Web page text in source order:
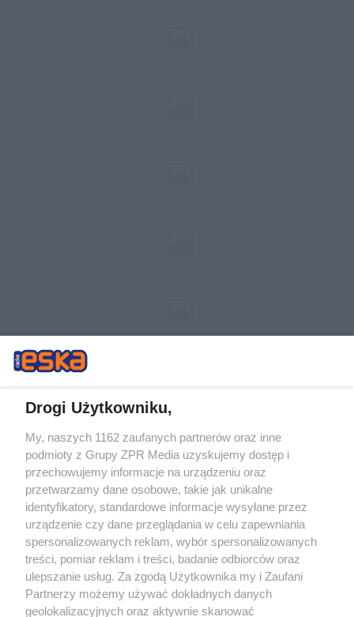
Żaden utwór zamieszczony w serwisie nie może być powielany i
rozpowszechniany lub dalej rozpowszechniany w jakikolwiek sposób (w
tym także elektroniczny lub mechaniczny) na jakimkolwiek polu
eksploatacji w jakiejkolwiek formie, włącznie z umieszczaniem w
Internecie bez pisemnej zgody właściciela praw. Jakiekolwiek użycie lub
wykorzystanie utworów w całości lub w części z naruszeniem prawa,
tzn. bez właściwej zgody, jest zabronione pod groźbą kary i może być
ścigane prawnie.
Drogi Użytkowniku,
My, naszych 1162 zaufanych partnerów oraz inne
podmioty z Grupy ZPR Media uzyskujemy dostęp i
przechowujemy informacje na urządzeniu oraz
przetwarzamy dane osobowe, takie jak unikalne
identyfikatory, standardowe informacje wysyłane przez
urządzenie czy dane przeglądania w celu zapewniania
spersonalizowanych reklam, wybór spersonalizowanych
treści, pomiar reklam i treści, badanie odbiorców oraz
ulepszanie usług. Za zgodą Użytkownika my i Zaufani
Partnerzy możemy używać dokładnych danych
geolokalizacyjnych oraz aktywnie skanować